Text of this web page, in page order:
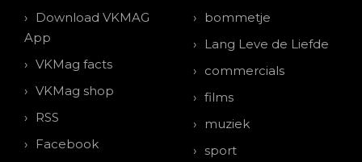
Download VKMAG
App
VKMag facts
VKMag shop
RSS
Facebook
bommetje
Lang Leve de Liefde
commercials
films
muziek
sport